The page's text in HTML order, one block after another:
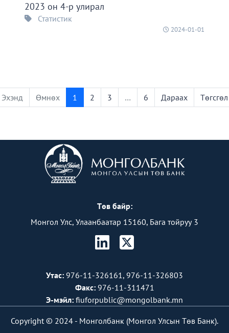
2023 он 4-р улирал
Статистик
2024-01-01
Эхэнд Өмнөх 1 2 3 … 6 Дараах Төгсгөл
Төв байр:
Монгол Улс, Улаанбаатар 15160, Бага тойруу 3
Утас: 976-11-326161, 976-11-326803
Факс:976-11-311471
Э-мэйл: fiuforpublic@mongolbank.mn
Copyright © 2024 - Монголбанк (Монгол Улсын Төв Банк).